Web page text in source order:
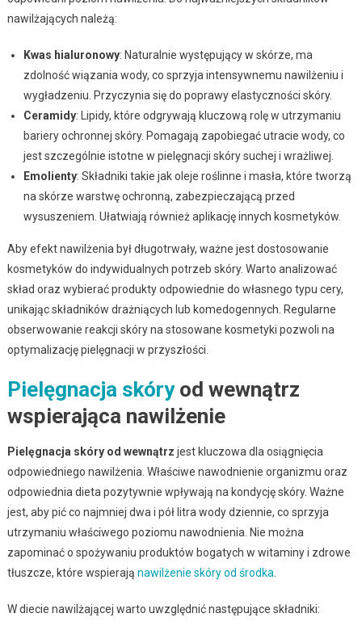
nawilżających należą:
Kwas hialuronowy: Naturalnie występujący w skórze, ma
zdolność wiązania wody, co sprzyja intensywnemu nawilżeniu i
wygładzeniu. Przyczynia się do poprawy elastyczności skóry.
Ceramidy: Lipidy, które odgrywają kluczową rolę w utrzymaniu
bariery ochronnej skóry. Pomagają zapobiegać utracie wody, co
jest szczególnie istotne w pielęgnacji skóry suchej i wrażliwej.
Emolienty: Składniki takie jak oleje roślinne i masła, które tworzą
na skórze warstwę ochronną, zabezpieczającą przed
wysuszeniem. Ułatwiają również aplikację innych kosmetyków.
Aby efekt nawilżenia był długotrwały, ważne jest dostosowanie
kosmetyków do indywidualnych potrzeb skóry. Warto analizować
skład oraz wybierać produkty odpowiednie do własnego typu cery,
unikając składników drażniących lub komedogennych. Regularne
obserwowanie reakcji skóry na stosowane kosmetyki pozwoli na
optymalizację pielęgnacji w przyszłości.
Pielęgnacja skóryod wewnątrz
wspierająca nawilżenie
Pielęgnacja skóry od wewnątrz jest kluczowa dla osiągnięcia
odpowiedniego nawilżenia. Właściwe nawodnienie organizmu oraz
odpowiednia dieta pozytywnie wpływają na kondycję skóry. Ważne
jest, aby pić co najmniej dwa i pół litra wody dziennie, co sprzyja
utrzymaniu właściwego poziomu nawodnienia. Nie można
zapominać o spożywaniu produktów bogatych w witaminy i zdrowe
tłuszcze, które wspierają nawilżenie skóry od środka
W diecie nawilżającej warto uwzględnić następujące składniki: